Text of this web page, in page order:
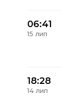
06:41
15 лип
18:28
14 лип